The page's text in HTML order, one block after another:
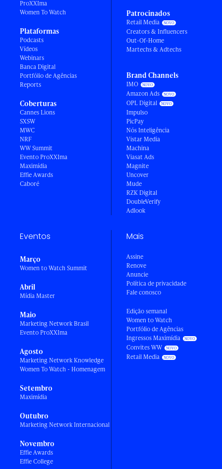
ProXXIma
Women To Watch
Plataformas
Podcasts
Vídeos
Webinars
Banca Digital
Portfólio de Agências
Reports
Coberturas
Cannes Lions
SXSW
MWC
NRF
WW Summit
Evento ProXXIma
Maximídia
Effie Awards
Caboré
Patrocinados
Retail Media
Creators & Influencers
Out-Of-Home
Martechs & Adtechs
Brand Channels
IMO
Amazon Ads
OPL Digital
Impulso
PicPay
Nós Inteligência
Vistar Media
Machina
Viasat Ads
Magnite
Uncover
Mude
RZK Digital
DoubleVerify
Adlook
Eventos
Março
Women to Watch Summit
Abril
Mídia Master
Maio
Marketing Network Brasil
Evento ProXXIma
Agosto
Marketing Network Knowledge
Women To Watch - Homenagem
Setembro
Maximídia
Outubro
Marketing Network Internacional
Novembro
Effie Awards
Effie College
Mais
Assine
Renove
Anuncie
Política de privacidade
Fale conosco
Edição semanal
Women to Watch
Portfólio de Agências
Ingressos Maximídia
Convites WW
Retail Media